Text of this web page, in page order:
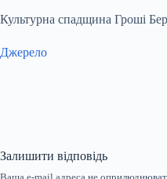
Культурна спадщина Гроші
Джерело
Залишити відповідь